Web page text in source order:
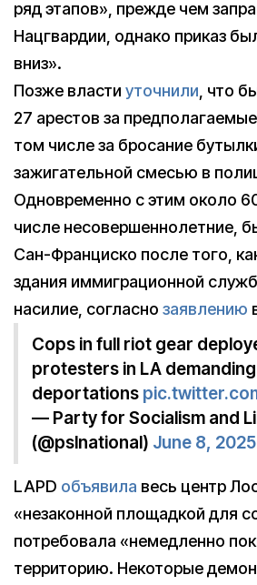
ряд этапов», прежде чем
Нацгвардии, однако приказ
вниз».
Позже власти уточнили, что
27 арестов за
том числе за бросание
зажигательной смесью в
Одновременно с этим около
числе несовершеннолетние,
Сан-Франциско после того,
здания иммиграционной
насилие, согласно заявлению
Cops in full riot gear
protesters in LA
deportations
— Party for Socialism and
(@pslnational) June 8, 2025
LAPD объявила весь центр
«незаконной площадкой для
потребовала «немедленно
территорию. Некоторые